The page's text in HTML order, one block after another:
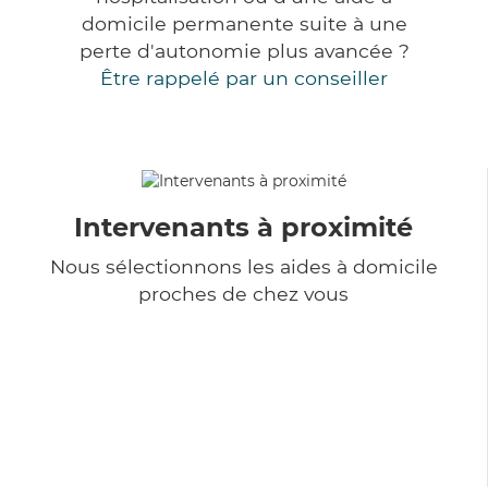
domicile permanente suite à une
perte d'autonomie plus avancée ?
Être rappelé par un conseiller
Intervenants à proximité
Nous sélectionnons les aides à domicile
proches de chez vous